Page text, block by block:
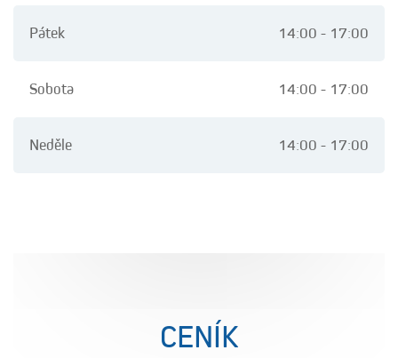
Pátek 14:00 - 17:00
Sobota 14:00 - 17:00
Neděle 14:00 - 17:00
CENÍK